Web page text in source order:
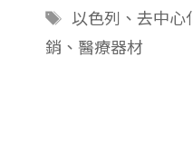
類
標
籤
以色列 、 去中心
銷 、 醫療器材